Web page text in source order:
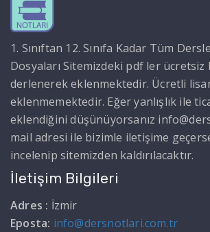
1. Sınıftan 12. Sınıfa Kadar Tüm
Dosyaları Sitemizdeki pdf ler ücretsiz
derlenerek eklenmektedir. Ücretli
eklenmemektedir. Eğer yanlışlık ile
eklendiğini düşünüyorsanız
mail adresi ile bizimle iletişime
incelenip sitemizden kaldırılacaktır.
İletişim Bilgileri
Adres : İzmir
Eposta: info@dersnotlari.com.tr